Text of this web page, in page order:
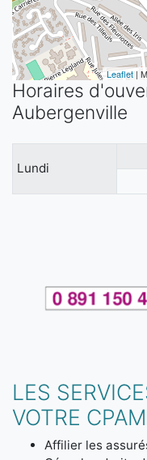
Leaflet |
Horaires
Aubergenville
Lundi
LES
VOTRE CPAM
Affilier les